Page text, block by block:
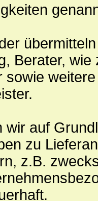
Berater,
sowie
wir auf
zu
z.B.